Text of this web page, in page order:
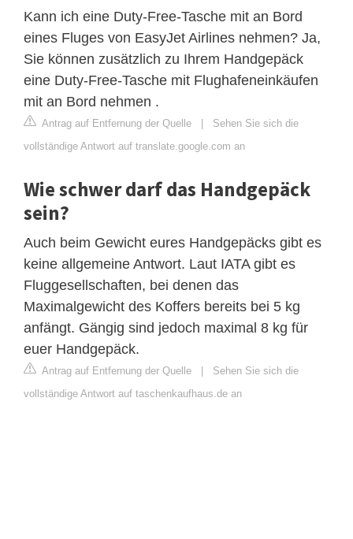
Kann ich eine Duty-Free-Tasche mit an Bord
eines Fluges von EasyJet Airlines nehmen? Ja,
Sie können zusätzlich zu Ihrem Handgepäck
eine Duty-Free-Tasche mit Flughafeneinkäufen
mit an Bord nehmen .
Antrag auf Entfernung der Quelle | Sehen Sie sich die
vollständige Antwort auf translate.google.com an
Wie schwer darf das Handgepäck
sein?
Auch beim Gewicht eures Handgepäcks gibt es
keine allgemeine Antwort. Laut IATA gibt es
Fluggesellschaften, bei denen das
Maximalgewicht des Koffers bereits bei 5 kg
anfängt. Gängig sind jedoch maximal 8 kg für
euer Handgepäck.
Antrag auf Entfernung der Quelle | Sehen Sie sich die
vollständige Antwort auf taschenkaufhaus.de an